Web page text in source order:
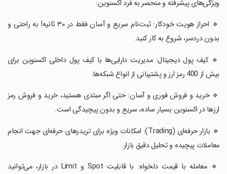
‏ویژگی‌های پیشرفته و منحصر به فرد اکسنوین:
‏🔹 احراز هویت خودکار: ثبت‌نام سریع و آسان فقط در ۳۰ ثانیه! به راحتی و
بدون دردسر، شروع به کار کنید.
‏🔹 کیف پول دیجیتال: مدیریت دارایی‌ها با کیف پول داخلی اکسنوین برای
بیش از 400 رمز ارز و پشتیبانی از انواع شبکه‌ها.
‏🔹 خرید و فروش فوری و آسان: حتی اگر مبتدی هستید، خرید و فروش رمز
ارزها در اکسنوین بسیار ساده، سریع و بدون پیچیدگی است.
‏🔹 بازار حرفه‌ای (Trading): امکانات ویژه برای تریدرهای حرفه‌ای جهت انجام
معاملات پیچیده و تحلیل دقیق بازار.
‏🔹 معامله با قیمت دلخواه: با قابلیت Spot و Limit در بازار، می‌توانید